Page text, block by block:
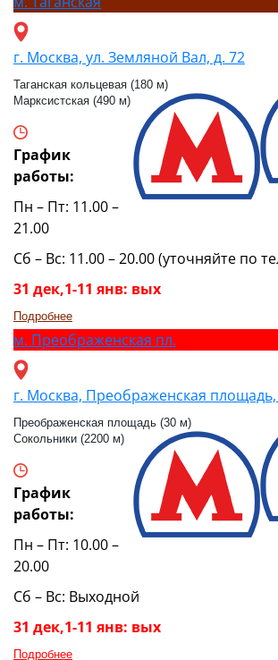
г. Москва, ул. Земляной Вал, д. 72
Таганская кольцевая (180 м)
Марксистская (490 м)
График
работы:
Пн – Пт: 11.00 –
21.00
Сб – Вс: 11.00 – 20.00 (уточняйте по
31 дек,1-11 янв: вых
Подробнее
м. Преображенская пл.
г. Москва, Преображенская площадь,
Преображенская площадь (30 м)
Сокольники (2200 м)
График
работы:
Пн – Пт: 10.00 –
20.00
Сб – Вс: Выходной
31 дек,1-11 янв: вых
Подробнее